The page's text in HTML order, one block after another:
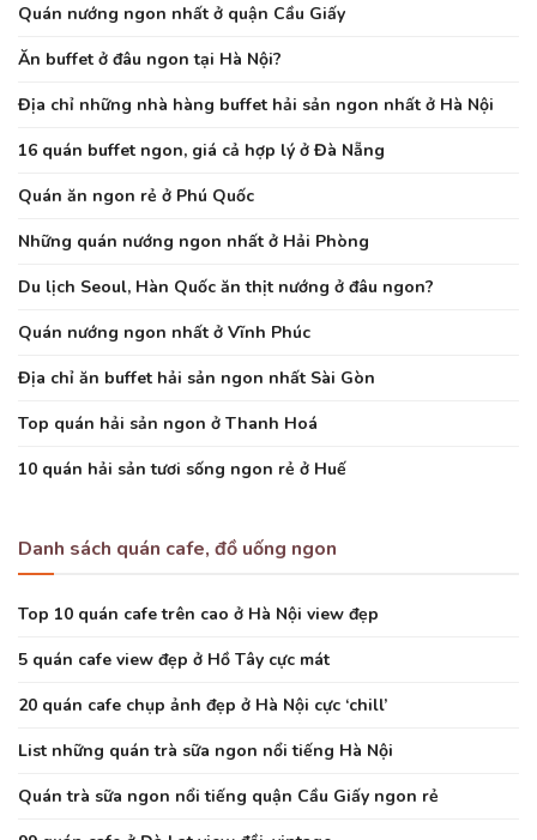
Quán nướng ngon nhất ở quận Cầu Giấy
Ăn buffet ở đâu ngon tại Hà Nội?
Địa chỉ những nhà hàng buffet hải sản ngon nhất ở Hà Nội
16 quán buffet ngon, giá cả hợp lý ở Đà Nẵng
Quán ăn ngon rẻ ở Phú Quốc
Những quán nướng ngon nhất ở Hải Phòng
Du lịch Seoul, Hàn Quốc ăn thịt nướng ở đâu ngon?
Quán nướng ngon nhất ở Vĩnh Phúc
Địa chỉ ăn buffet hải sản ngon nhất Sài Gòn
Top quán hải sản ngon ở Thanh Hoá
10 quán hải sản tươi sống ngon rẻ ở Huế
Danh sách quán cafe, đồ uống ngon
Top 10 quán cafe trên cao ở Hà Nội view đẹp
5 quán cafe view đẹp ở Hồ Tây cực mát
20 quán cafe chụp ảnh đẹp ở Hà Nội cực ‘chill’
List những quán trà sữa ngon nổi tiếng Hà Nội
Quán trà sữa ngon nổi tiếng quận Cầu Giấy ngon rẻ